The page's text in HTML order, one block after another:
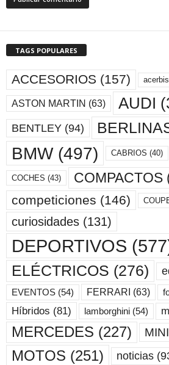
TAGS POPULARES
ACCESORIOS (157) acerbis
ASTON MARTIN (63) AUDI
BENTLEY (94)
BMW(497) CABRIOS (40)
COCHES (43) COMPACTOS
competiciones (146)
curiosidades (131)
DEPORTIVOS
ELÉCTRICOS (276)
EVENTOS (54) FERRARI (63)
Híbridos (81) lamborghini (54)
MERCEDES (227) MINI
MOTOS (251) noticias